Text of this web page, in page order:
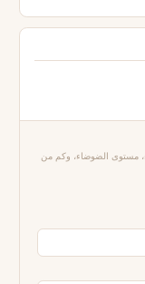
مستوى الضوضاء، وكم من